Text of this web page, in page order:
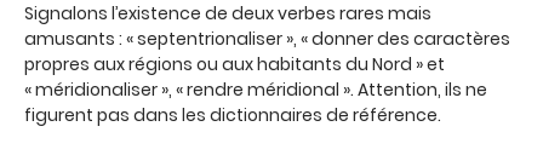
Signalons l’existence de deux verbes rares mais
amusants : « septentrionaliser », « donner des caractères
propres aux régions ou aux habitants du Nord » et
« méridionaliser », « rendre méridional ». Attention, ils ne
figurent pas dans les dictionnaires de référence.